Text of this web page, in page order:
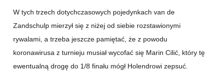
W tych trzech dotychczasowych pojedynkach van de
Zandschulp mierzył się z niżej od siebie rozstawionymi
rywalami, a trzeba jeszcze pamiętać, że z powodu
koronawirusa z turnieju musiał wycofać się Marin Cilić, który tę
ewentualną drogę do 1/8 finału mógł Holendrowi zepsuć.